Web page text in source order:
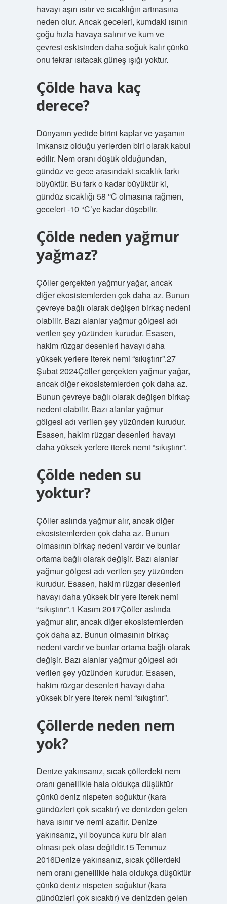
havayı aşırı ısıtır ve sıcaklığın artmasına
neden olur. Ancak geceleri, kumdaki ısının
çoğu hızla havaya salınır ve kum ve
çevresi eskisinden daha soğuk kalır çünkü
onu tekrar ısıtacak güneş ışığı yoktur.
Çölde hava kaç
derece?
Dünyanın yedide birini kaplar ve yaşamın
imkansız olduğu yerlerden biri olarak kabul
edilir. Nem oranı düşük olduğundan,
gündüz ve gece arasındaki sıcaklık farkı
büyüktür. Bu fark o kadar büyüktür ki,
gündüz sıcaklığı 58 °C olmasına rağmen,
geceleri -10 °C’ye kadar düşebilir.
Çölde neden yağmur
yağmaz?
Çöller gerçekten yağmur yağar, ancak
diğer ekosistemlerden çok daha az. Bunun
çevreye bağlı olarak değişen birkaç nedeni
olabilir. Bazı alanlar yağmur gölgesi adı
verilen şey yüzünden kurudur. Esasen,
hakim rüzgar desenleri havayı daha
yüksek yerlere iterek nemi “sıkıştırır”.27
Şubat 2024Çöller gerçekten yağmur yağar,
ancak diğer ekosistemlerden çok daha az.
Bunun çevreye bağlı olarak değişen birkaç
nedeni olabilir. Bazı alanlar yağmur
gölgesi adı verilen şey yüzünden kurudur.
Esasen, hakim rüzgar desenleri havayı
daha yüksek yerlere iterek nemi “sıkıştırır”.
Çölde neden su
yoktur?
Çöller aslında yağmur alır, ancak diğer
ekosistemlerden çok daha az. Bunun
olmasının birkaç nedeni vardır ve bunlar
ortama bağlı olarak değişir. Bazı alanlar
yağmur gölgesi adı verilen şey yüzünden
kurudur. Esasen, hakim rüzgar desenleri
havayı daha yüksek bir yere iterek nemi
“sıkıştırır”.1 Kasım 2017Çöller aslında
yağmur alır, ancak diğer ekosistemlerden
çok daha az. Bunun olmasının birkaç
nedeni vardır ve bunlar ortama bağlı olarak
değişir. Bazı alanlar yağmur gölgesi adı
verilen şey yüzünden kurudur. Esasen,
hakim rüzgar desenleri havayı daha
yüksek bir yere iterek nemi “sıkıştırır”.
Çöllerde neden nem
yok?
Denize yakınsanız, sıcak çöllerdeki nem
oranı genellikle hala oldukça düşüktür
çünkü deniz nispeten soğuktur (kara
gündüzleri çok sıcaktır) ve denizden gelen
hava ısınır ve nemi azaltır. Denize
yakınsanız, yıl boyunca kuru bir alan
olması pek olası değildir.15 Temmuz
2016Denize yakınsanız, sıcak çöllerdeki
nem oranı genellikle hala oldukça düşüktür
çünkü deniz nispeten soğuktur (kara
gündüzleri çok sıcaktır) ve denizden gelen